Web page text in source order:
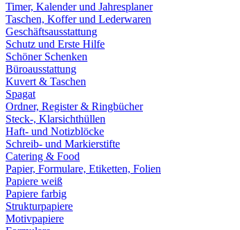
Timer, Kalender und Jahresplaner
Taschen, Koffer und Lederwaren
Geschäftsausstattung
Schutz und Erste Hilfe
Schöner Schenken
Büroausstattung
Kuvert & Taschen
Spagat
Ordner, Register & Ringbücher
Steck-, Klarsichthüllen
Haft- und Notizblöcke
Schreib- und Markierstifte
Catering & Food
Papier, Formulare, Etiketten, Folien
Papiere weiß
Papiere farbig
Strukturpapiere
Motivpapiere